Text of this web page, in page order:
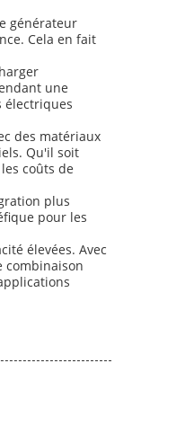
générateur
Cela en fait
une
électriques
des matériaux
Qu'il soit
coûts de
plus
pour les
élevées. Avec
combinaison